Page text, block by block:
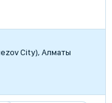
City), Алматы